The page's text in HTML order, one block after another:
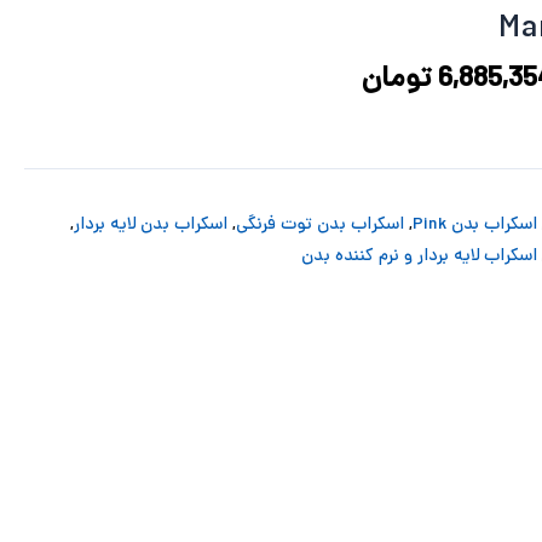
تومان
اسکراب بدن Pink ,اسکراب بدن توت فرنگی,اسکراب بدن لایه بردار,
اسکراب لایه بردار و نرم کننده بدن